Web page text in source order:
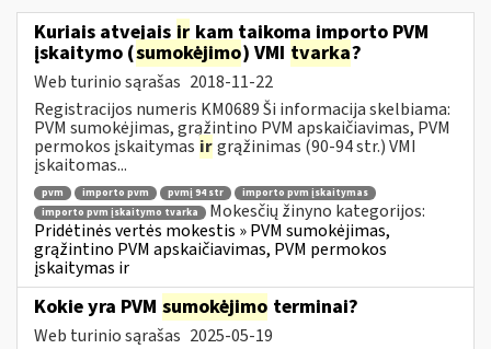
Kuriais atvejais ir kam taikoma importo PVM
įskaitymo (sumokėjimo) VMI tvarka?
Web turinio sąrašas 2018-11-22
Registracijos numeris KM0689 Ši informacija skelbiama:
PVM sumokėjimas, grąžintino PVM apskaičiavimas, PVM
permokos įskaitymas irgrąžinimas (90-94 str.) VMI
įskaitomas...
pvm importo pvm pvmį 94 str
importo pvm įskaitymas
importo pvm įskaitymo tvarka
Mokesčių žinyno kategorijos:
Pridėtinės vertės mokestis » PVM sumokėjimas,
grąžintino PVM apskaičiavimas, PVM permokos
įskaitymas ir
Kokie yra PVM sumokėjimo terminai?
Web turinio sąrašas 2025-05-19